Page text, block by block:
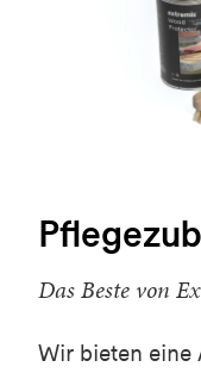
Das Beste von
Wir bieten eine